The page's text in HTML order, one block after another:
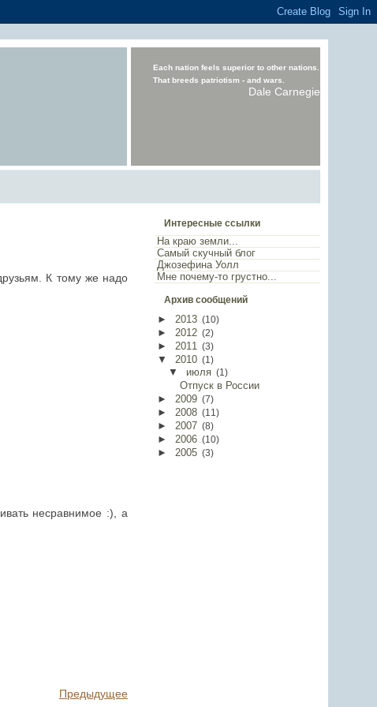
Each nation feels superior to other nations.
That breeds patriotism - and wars.
Dale Carnegie
К тому же надо
несравнимое :), а
Предыдущее
Интересные ссылки
На краю земли...
Самый скучный блог
Джозефина Уолл
Мне почему-то грустно...
Архив сообщений
► 2013 (10)
► 2012 (2)
► 2011 (3)
▼ 2010 (1 )
▼ июля (1 )
Отпуск в России
►
2009 (7)
► 2008 (11 )
► 2007 (8)
► 2006 (10)
► 2005 (3)